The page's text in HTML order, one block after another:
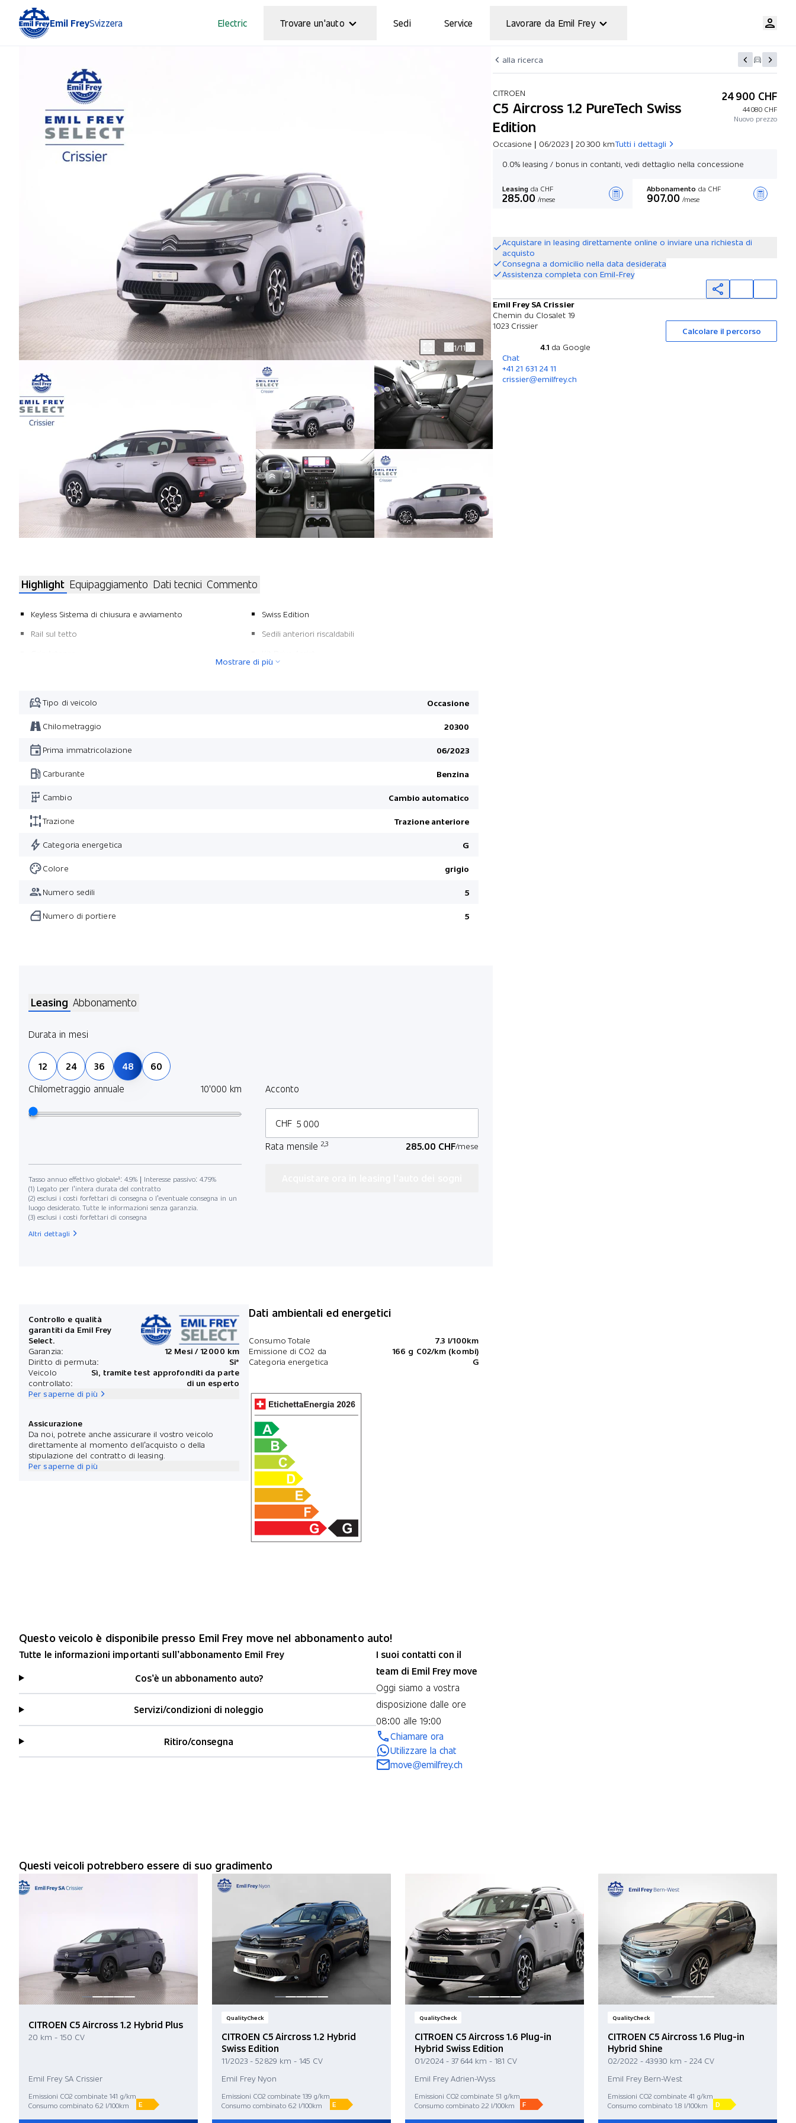
Emil FreySvizzera Electric Trovare un'auto Sedi Service Lavorare da Emil Frey
alla ricerca
CITROEN
C5 Aircross 1.2 PureTech Swiss
Edition
Occasione | 06/2023 | 20 300 kmTutti i dettagli
24 900 CHF
44 080 CHF
Nuovo prezzo
0.0% leasing / bonus in contanti, vedi dettaglio nella concessione
Leasing da CHF
285.00 /mese
Abbonamento da CHF
907.00 /mese
Acquistare in leasing direttamente online o inviare una richiesta di
acquisto
Consegna a domicilio nella data desiderata
Assistenza completa con Emil-Frey
Emil Frey SA Crissier
Chemin du Closalet 19
1023 Crissier
Calcolare il percorso
4.1 da Google
Chat
+41 21 631 24 11
crissier@emilfrey.ch
1/11
Highlight Equipaggiamento Dati tecnici Commento
Keyless Sistema di chiusura e avviamento
Rail sul tetto
Swiss Edition
Sedili anteriori riscaldabili
Mostrare di più
Tipo di veicolo Occasione
Chilometraggio 20300
Prima immatricolazione 06/2023
Carburante Benzina
Cambio Cambio automatico
Trazione Trazione anteriore
Categoria energetica G
Colore grigio
Numero sedili 5
Numero di portiere 5
Leasing Abbonamento
Durata in mesi
12 24 36 48
60
Chilometraggio annuale
10'000 km Acconto
CHF
Tasso annuo effettivo globale¹: 4.9% | Interesse passivo: 4.79%
(1) Legato per l’intera durata del contratto
(2) esclusi i costi forfettari di consegna o l’eventuale consegna in un
luogo desiderato. Tutte le informazioni senza garanzia.
(3) esclusi i costi forfettari di consegna
Rata mensile 2,3 285.00 CHF/mese
Altri dettagli
Controllo e qualità
garantiti da Emil Frey
Select.
Garanzia:
12 Mesi / 12 000 km
Diritto di permuta:
Si*
Veicolo
controllato:
Sì, tramite test approfonditi da parte
di un esperto
Per saperne di più
Assicurazione
Da noi, potrete anche assicurare il vostro veicolo
direttamente al momento dell’acquisto o della
stipulazione del contratto di leasing.
Per saperne di più
Dati ambientali ed energetici
Consumo Totale
7.3 l/100km
Emissione di CO2 da
166 g C02/km (kombi)
Categoria energetica
G
Questo veicolo è disponibile presso Emil Frey move nel abbonamento auto!
I suoi contatti con il
team di Emil Frey move
Oggi siamo a vostra
disposizione dalle ore
08:00 alle 19:00
Chiamare ora
Utilizzare la chat
move@emilfrey.ch
Tutte le informazioni importanti sull’abbonamento Emil Frey
Cos’è un abbonamento auto?
Servizi/condizioni di noleggio
Ritiro/consegna
Questi veicoli potrebbero essere di suo gradimento
CITROEN C5 Aircross 1.2 Hybrid Plus
20 km - 150 CV
Emil Frey SA Crissier
Emissioni CO2 combinate 141 g/km
Consumo combinato 6.2 l/100km
E
QualityCheck
CITROEN C5 Aircross 1.2 Hybrid
Swiss Edition
11/2023 - 52 829 km - 145 CV
Emil Frey Nyon
Emissioni CO2 combinate 139 g/km
Consumo combinato 6.2 l/100km
E
QualityCheck
CITROEN C5 Aircross 1.6 Plug-in
Hybrid Swiss Edition
01/2024 - 37 644 km - 181 CV
Emil Frey Adrien-Wyss
Emissioni CO2 combinate 51 g/km
Consumo combinato 2.2 l/100km
F
QualityCheck
CITROEN C5 Aircross 1.6 Plug-in
Hybrid Shine
02/2022 - 43 930 km - 224 CV
Emil Frey Bern-West
Emissioni CO2 combinate 41 g/km
Consumo combinato 1.8 l/100km
D